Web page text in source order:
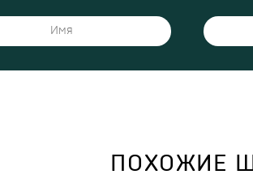
ПОХОЖИЕ